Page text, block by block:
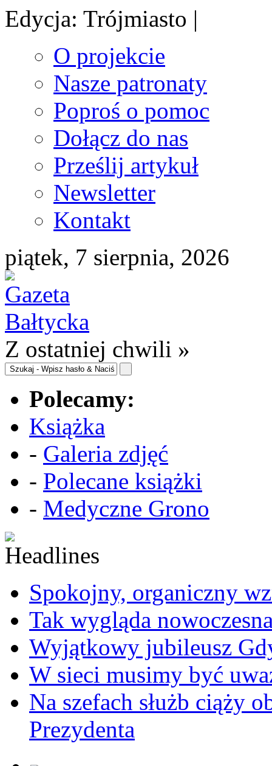
Edycja: Trójmiasto |
O projekcie
Nasze patronaty
Poproś o pomoc
Dołącz do nas
Prześlij artykuł
Newsletter
Kontakt
piątek, 7 sierpnia, 2026
Z ostatniej chwili »
Polecamy:
Książka
- Galeria zdjęć
- Polecane książki
- Medyczne Grono
Spokojny, organiczny
Tak wygląda
Wyjątkowy jubileusz
W sieci musimy być
Na szefach służb ciąży
Prezydenta